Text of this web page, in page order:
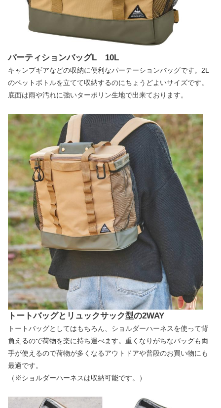
パーティションバッグL 10L
キャンプギアなどの収納に便利なパーテーションバッグです。2L
のペットボトルを立てて収納するのにちょうどよいサイズです。
底面は雨や汚れに強いターポリン生地で出来ております。
トートバッグとリュックサック型の2WAY
トートバッグとしてはもちろん、ショルダーハーネスを使って背
負えるので荷物を楽に持ち運べます。重くなりがちなバッグも両
手が使えるので荷物が多くなるアウトドアや普段のお買い物にも
最適です。
（※ショルダーハーネスは収納可能です。）